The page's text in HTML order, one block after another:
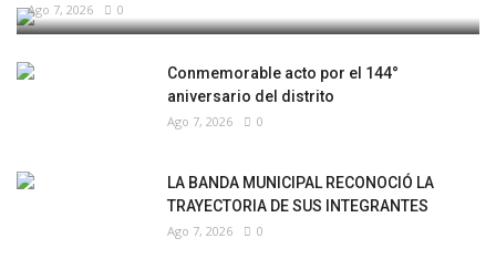
Ago 7, 2026 0
Conmemorable acto por el 144°
aniversario del distrito
Ago 7, 2026 0
LA BANDA MUNICIPAL RECONOCIÓ LA
TRAYECTORIA DE SUS INTEGRANTES
Ago 7, 2026 0